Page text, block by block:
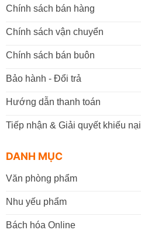
Chính sách bán hàng
Chính sách vận chuyển
Chính sách bán buôn
Bảo hành - Đổi trả
Hướng dẫn thanh toán
Tiếp nhận & Giải quyết khiếu nại
DANH MỤC
Văn phòng phẩm
Nhu yếu phẩm
Bách hóa Online